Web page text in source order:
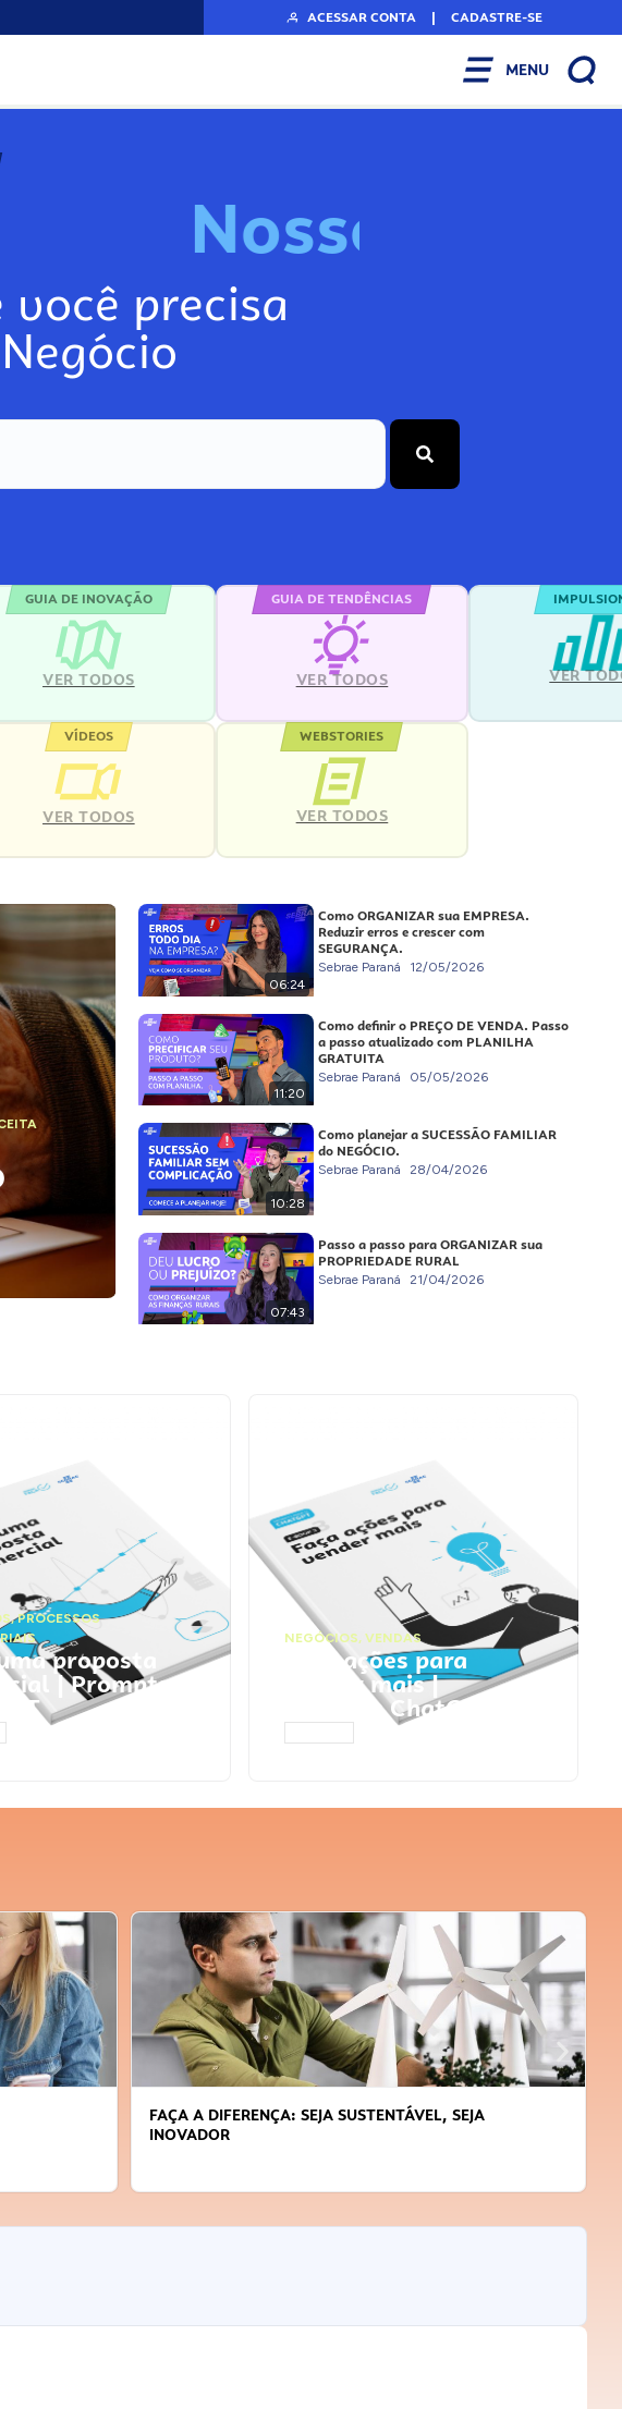
ACESSAR CONTA | CADASTRE-SE
MENU
o
No
precisa
GUIA DE INOVAÇÃO
VER TODOS
GUIA DE TENDÊNCIAS
VER TODOS VER
VÍDEOS
VER TODOS
WEBSTORIES
VER TODOS
06:24
Como ORGANIZAR sua EMPRESA.
Reduzir erros e crescer com
SEGURANÇA.
Sebrae Paraná 12/05/2026
11:20
Como definir o PREÇO DE VENDA. Passo
a passo atualizado com PLANILHA
GRATUITA
Sebrae Paraná 05/05/2026
10:28
Como planejar a SUCESSÃO FAMILIAR
do NEGÓCIO.
Sebrae Paraná 28/04/2026
07:43
Passo a passo para ORGANIZAR sua
PROPRIEDADE RURAL
Sebrae Paraná 21/04/2026
,PROCESSOS
uma proposta
| Prompts
NEGÓCIOS, VENDAS
Faça ações para
vender mais |
Prompts ChatGPT
FAÇA A DIFERENÇA: SEJA SUSTENTÁVEL, SEJA
INOVADOR